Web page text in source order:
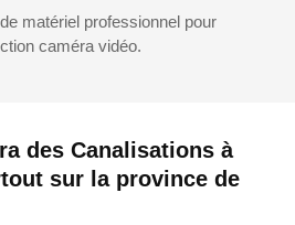
des Canalisations à
sur la province de
matériel professionnel pour
caméra vidéo.